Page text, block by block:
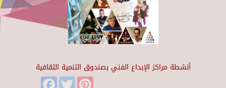
أنشطة مراكز الإبداع الفني بصندوق التنمية الثقافية
FacebookTwitter